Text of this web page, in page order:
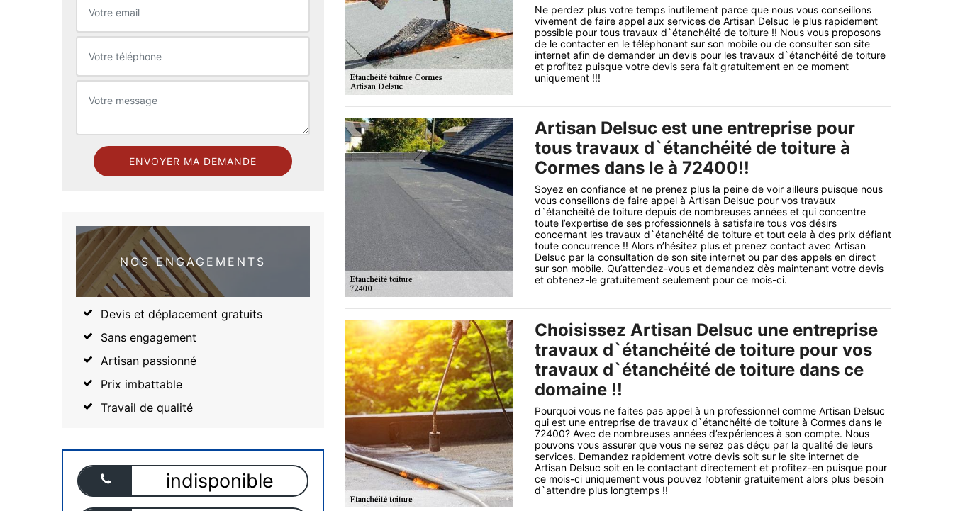
NOS ENGAGEMENTS
Devis et déplacement gratuits
Sans engagement
Artisan passionné
Prix imbattable
Travail de qualité
indisponible
Ne perdez plus votre temps inutilement parce que nous vous conseillons
vivement de faire appel aux services de Artisan Delsuc le plus rapidement
possible pour tous travaux d`étanchéité de toiture !! Nous vous proposons
de le contacter en le téléphonant sur son mobile ou de consulter son site
internet afin de demander un devis pour les travaux d`étanchéité de toiture
et profitez puisque votre devis sera fait gratuitement en ce moment
uniquement !!!
Artisan Delsuc est une entreprise pour
tous travaux d`étanchéité de toiture à
Cormes dans le à 72400!!
Soyez en confiance et ne prenez plus la peine de voir ailleurs puisque nous
vous conseillons de faire appel à Artisan Delsuc pour vos travaux
d`étanchéité de toiture depuis de nombreuses années et qui concentre
toute l’expertise de ses professionnels à satisfaire tous vos désirs
concernant les travaux d`étanchéité de toiture et tout cela à des prix défiant
toute concurrence !! Alors n’hésitez plus et prenez contact avec Artisan
Delsuc par la consultation de son site internet ou par des appels en direct
sur son mobile. Qu’attendez-vous et demandez dès maintenant votre devis
et obtenez-le gratuitement seulement pour ce mois-ci.
Choisissez Artisan Delsuc une entreprise
travaux d`étanchéité de toiture pour vos
travaux d`étanchéité de toiture dans ce
domaine !!
Pourquoi vous ne faites pas appel à un professionnel comme Artisan Delsuc
qui est une entreprise de travaux d`étanchéité de toiture à Cormes dans le
72400? Avec de nombreuses années d’expériences à son compte. Nous
pouvons vous assurer que vous ne serez pas déçu par la qualité de leurs
services. Demandez rapidement votre devis soit sur le site internet de
Artisan Delsuc soit en le contactant directement et profitez-en puisque pour
ce mois-ci uniquement vous pouvez l’obtenir gratuitement alors plus besoin
d`attendre plus longtemps !!